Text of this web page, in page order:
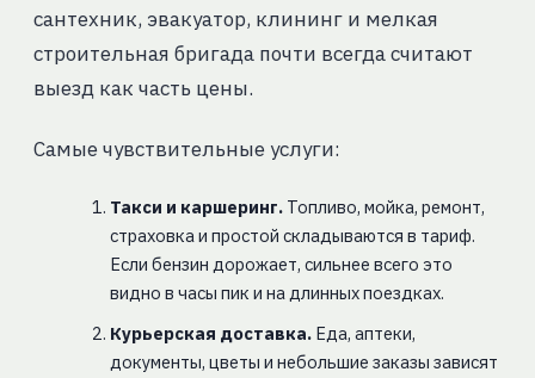
сантехник, эвакуатор, клининг и мелкая
строительная бригада почти всегда считают
выезд как часть цены.
Самые чувствительные услуги:
Такси и каршеринг.Топливо, мойка, ремонт,
страховка и простой складываются в тариф.
Если бензин дорожает, сильнее всего это
видно в часы пик и на длинных поездках.
Курьерская доставка.Еда, аптеки,
документы, цветы и небольшие заказы зависят